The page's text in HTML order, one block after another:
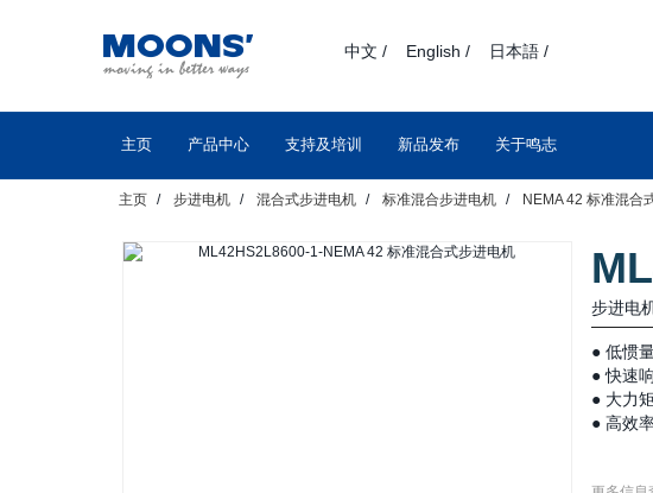
中文 / English / 日本語 /
主页 产品中心 支持及培训 新品发布 关于鸣志
主页 步进电机 混合式步进电机 标准混合步进电机 NEMA 42 标准混合
步进电
● 低惯
● 快速
● 大力矩
● 高效